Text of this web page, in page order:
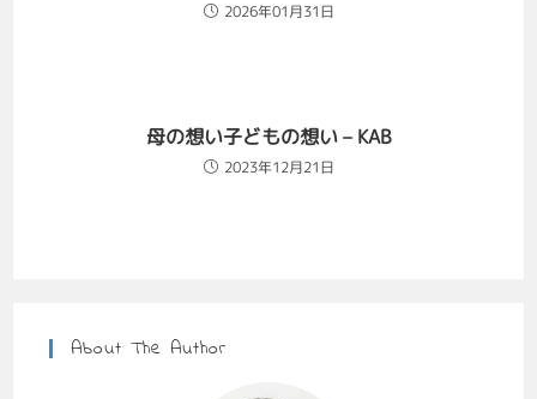
2026年01月31日
母の想い子どもの想い – KAB
2023年12月21日
About The Author